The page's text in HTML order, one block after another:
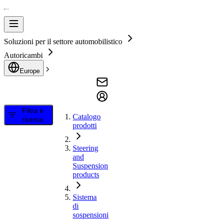
Soluzioni per il settore automobilistico
Autoricambi
Europe
Filtra e
ricerca
Catalogo
prodotti
Steering
and
Suspension
products
Sistema
di
sospensioni